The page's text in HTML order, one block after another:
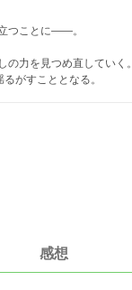
つことに――。
力を見つめ直していく。
がすこととなる。
感想